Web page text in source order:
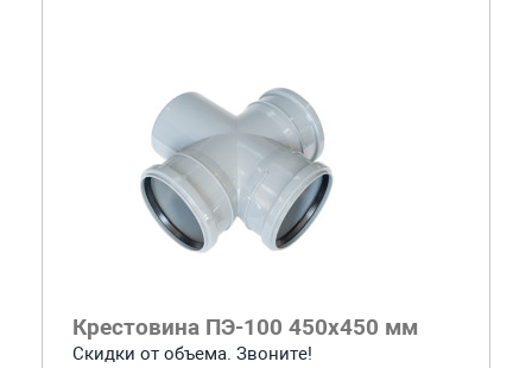
Крестовина ПЭ-100 450x450 мм
Скидки от объема. Звоните!